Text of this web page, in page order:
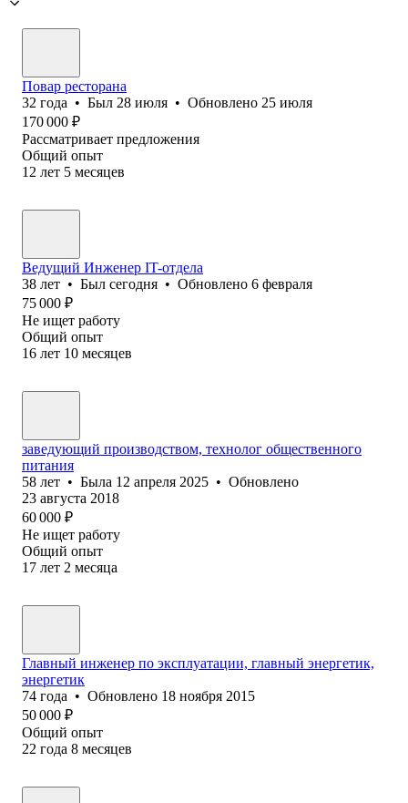
Повар ресторана
32 года • Был 28 июля • Обновлено 25 июля
170 000 ₽
Рассматривает предложения
Общий опыт
12 лет 5 месяцев
Ведущий Инженер IT-отдела
38 лет • Был сегодня • Обновлено 6 февраля
75 000 ₽
Не ищет работу
Общий опыт
16 лет 10 месяцев
заведующий производством, технолог общественного
питания
58 лет • Была 12 апреля 2025 • Обновлено
23 августа 2018
60 000 ₽
Не ищет работу
Общий опыт
17 лет 2 месяца
Главный инженер по эксплуатации, главный энергетик,
энергетик
74 года • Обновлено 18 ноября 2015
50 000 ₽
Общий опыт
22 года 8 месяцев